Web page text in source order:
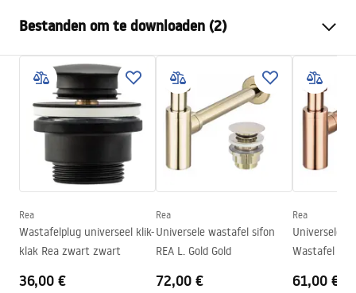
Materiaal
Sanitair keramiek
Kleur
Steenlook
Afwerking
Mat
Lengte
465mm
Breedte
335
Hoogte
Diepte
Vorm
Kraangat
Nee
Bestanden om te downloaden (2)
Montagehandleiding
Basin.pdf
Warranty_Terms_and_Conditions_Basins_-_5.pdf
Rea
Wastafelplug universeel klik-
klak Rea zwart zwart
36,00 €
Rea
Universele wastafel sifon
REA L. Gold Gold
72,00 €
Rea
Universele
Wastafel
61,00 €